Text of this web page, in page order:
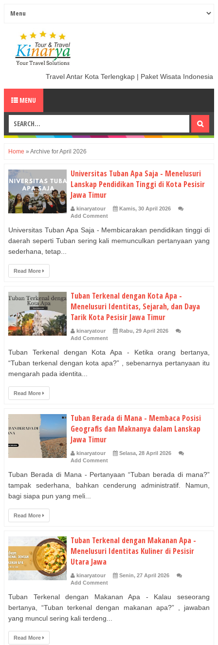
Travel Antar Kota Terlengkap | Paket Wisata Indonesia
MENU
Home » Archive for April 2026
Universitas Tuban Apa Saja - Menelusuri
Lanskap Pendidikan Tinggi di Kota Pesisir
Jawa Timur
kinaryatour
Kamis, 30 April 2026
Add Comment
Universitas Tuban Apa Saja - Membicarakan pendidikan tinggi di
daerah seperti Tuban sering kali memunculkan pertanyaan yang
sederhana, tetap...
Read More
Tuban Terkenal dengan Kota Apa -
Menelusuri Identitas, Sejarah, dan Daya
Tarik Kota Pesisir Jawa Timur
kinaryatour
Rabu, 29 April 2026
Add Comment
Tuban Terkenal dengan Kota Apa - Ketika orang bertanya,
“Tuban terkenal dengan kota apa?” , sebenarnya pertanyaan itu
mengarah pada identita...
Read More
Tuban Berada di Mana - Membaca Posisi
Geografis dan Maknanya dalam Lanskap
Jawa Timur
kinaryatour
Selasa, 28 April 2026
Add Comment
Tuban Berada di Mana - Pertanyaan “Tuban berada di mana?”
tampak sederhana, bahkan cenderung administratif. Namun,
bagi siapa pun yang meli...
Read More
Tuban Terkenal dengan Makanan Apa -
Menelusuri Identitas Kuliner di Pesisir
Utara Jawa
kinaryatour
Senin, 27 April 2026
Add Comment
Tuban Terkenal dengan Makanan Apa - Kalau seseorang
bertanya, “Tuban terkenal dengan makanan apa?” , jawaban
yang muncul sering kali terdeng...
Read More